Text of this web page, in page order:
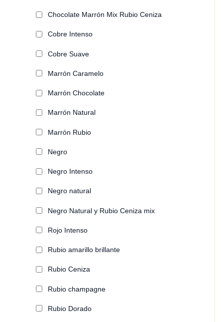
Chocolate Marrón Mix Rubio Ceniza
Cobre Intenso
Cobre Suave
Marrón Caramelo
Marrón Chocolate
Marrón Natural
Marrón Rubio
Negro
Negro Intenso
Negro natural
Negro Natural y Rubio Ceniza mix
Rojo Intenso
Rubio amarillo brillante
Rubio Ceniza
Rubio champagne
Rubio Dorado